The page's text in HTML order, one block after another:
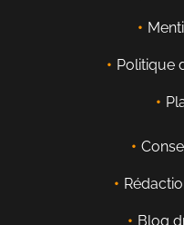
Politique
Blog